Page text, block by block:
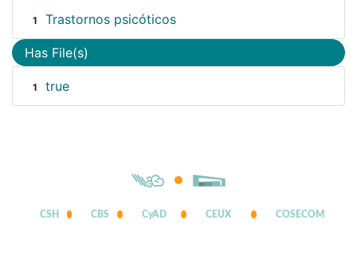
1 Trastornos psicóticos
Has File(s)
1 true
CSH CBS CyAD CEUX COSECOM